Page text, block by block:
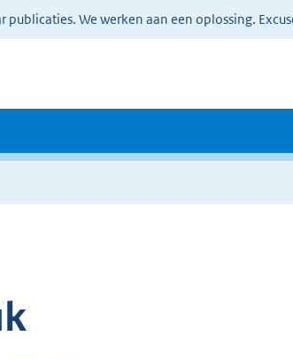
We werken aan een oplossing.